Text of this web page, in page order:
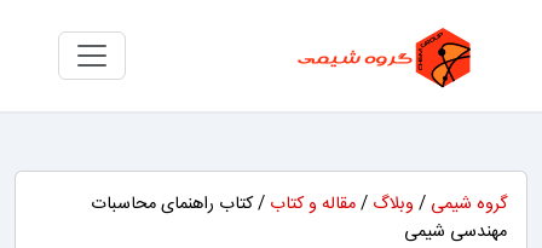
گروه شیمی / وبلاگ /مقاله و کتاب / کتاب راهنمای محاسبات
مهندسی شیمی